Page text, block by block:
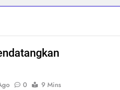
0
9 Mins